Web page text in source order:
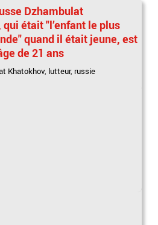
Dzhambulat
était "l’enfant le plus
quand il était jeune, est
de 21 ans
Khatokhov, lutteur, russie